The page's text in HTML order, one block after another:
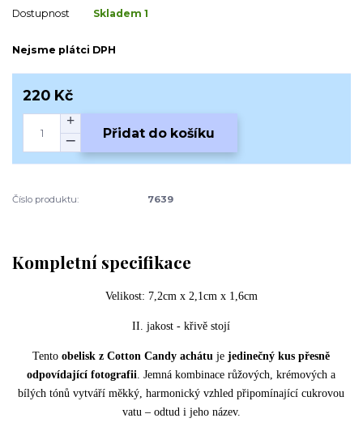
Dostupnost Skladem 1
Nejsme plátci DPH
220 Kč
Přidat do košíku
Číslo produktu: 7639
Kompletní specifikace
Velikost: 7,2cm x 2,1cm x 1,6cm
II. jakost - křivě stojí
Tentoobelisk z Cotton Candy achátu jejedinečný kus přesně
odpovídající fotografii . Jemná kombinace růžových, krémových a
bílých tónů vytváří měkký, harmonický vzhled připomínající cukrovou
vatu – odtud i jeho název.